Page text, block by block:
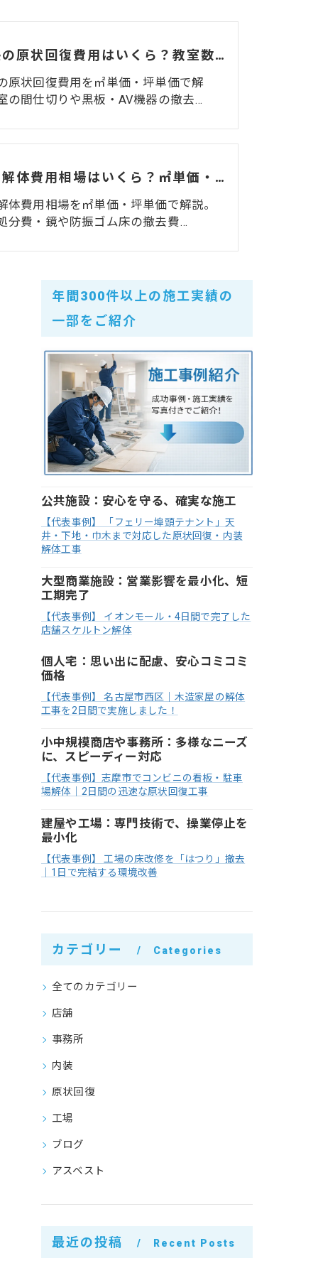
学習塾の原状回復費用はいくら？教室数・間仕切りで変わる相場と注意点
原状回復費用を㎡単価・坪単価で解
の間仕切りや黒板・AV機器の撤去…
ジムの解体費用相場はいくら？㎡単価・坪単価・マシン処分費・費用を抑えるコツを解説
体費用相場を㎡単価・坪単価で解説。
分費・鏡や防振ゴム床の撤去費…
年間300件以上の施工実績の
一部をご紹介
公共施設：安心を守る、確実な施工
【代表事例】 「フェリー埠頭テナント」天
井・下地・巾木まで対応した原状回復・内装
解体工事
大型商業施設：営業影響を最小化、短
工期完了
【代表事例】 イオンモール・4日間で完了した
店舗スケルトン解体
個人宅：思い出に配慮、安心コミコミ
価格
【代表事例】 名古屋市西区｜木造家屋の解体
工事を2日間で実施しました！
小中規模商店や事務所：多様なニーズ
に、スピーディー対応
【代表事例】志摩市でコンビニの看板・駐車
場解体｜2日間の迅速な原状回復工事
建屋や工場：専門技術で、操業停止を
最小化
【代表事例】 工場の床改修を「はつり」撤去
｜1日で完結する環境改善
カテゴリー Categories
全てのカテゴリー
店舗
事務所
内装
原状回復
工場
ブログ
アスベスト
最近の投稿 Recent Posts